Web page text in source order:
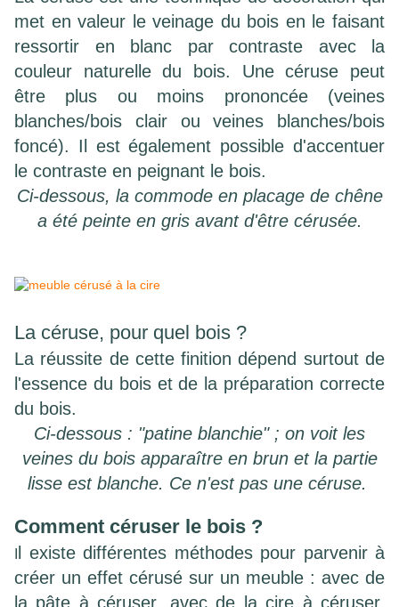
met en valeur le veinage du bois en le faisant
ressortir en blanc par contraste avec la
couleur naturelle du bois. Une céruse peut
être plus ou moins prononcée (veines
blanches/bois clair ou veines blanches/bois
foncé). Il est également possible d'accentuer
le contraste en peignant le bois.
Ci-dessous, la commode en placage de chêne
a été peinte en gris avant d'être cérusée.
La céruse, pour quel bois ?
La réussite de cette finition dépend surtout de
l'essence du bois et de la préparation correcte
du bois.
Ci-dessous : "patine blanchie" ; on voit les
veines du bois apparaître en brun et la partie
lisse est blanche. Ce n'est pas une céruse.
Comment céruser le bois ?
l existe différentes méthodes pour parvenir à
créer un effet cérusé sur un meuble : avec de
la pâte à céruser, avec de la cire à céruser,